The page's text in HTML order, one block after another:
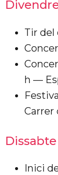
Tir del
h —
Carrer
Inici